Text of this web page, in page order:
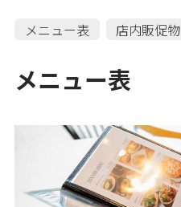
メニュー表 店内販促物
メニュー表